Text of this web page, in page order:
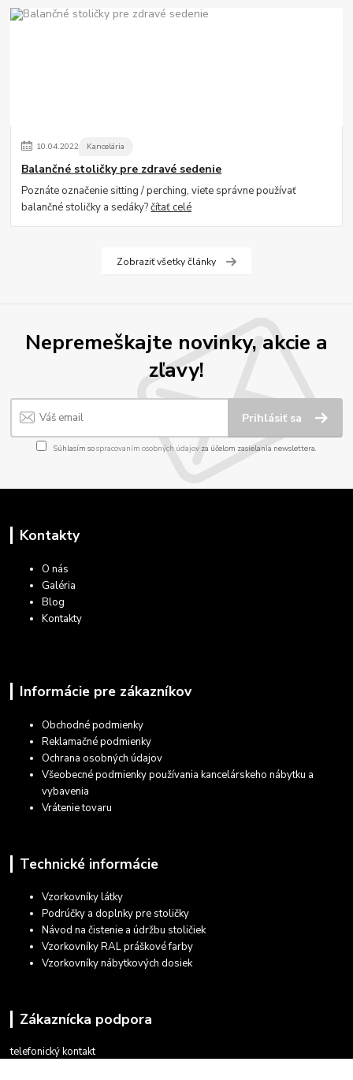
10.04.2022 Kancelária
Balančné stoličky pre zdravé sedenie
Poznáte označenie sitting / perching, viete správne používať
balančné stoličky a sedáky?čítať celé
Zobraziť všetky články
Nepremeškajte novinky, akcie a
zľavy!
Prihlásiť sa
Súhlasím sospracovaním osobných údajov za účelom zasielania newslettera.
Kontakty
O nás
Galéria
Blog
Kontakty
Informácie pre zákazníkov
Obchodné podmienky
Reklamačné podmienky
Ochrana osobných údajov
Všeobecné podmienky používania kancelárskeho nábytku a
vybavenia
Vrátenie tovaru
Technické informácie
Vzorkovníky látky
Podrúčky a doplnky pre stoličky
Návod na čistenie a údržbu stoličiek
Vzorkovníky RAL práškové farby
Vzorkovníky nábytkových dosiek
Zákaznícka podpora
telefonický kontakt